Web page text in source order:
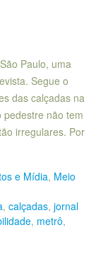
Paulo, uma
Segue o
das calçadas na
pedestre não tem
irregulares. Por
e Mídia, Meio
, calçadas, jornal
, metrô,